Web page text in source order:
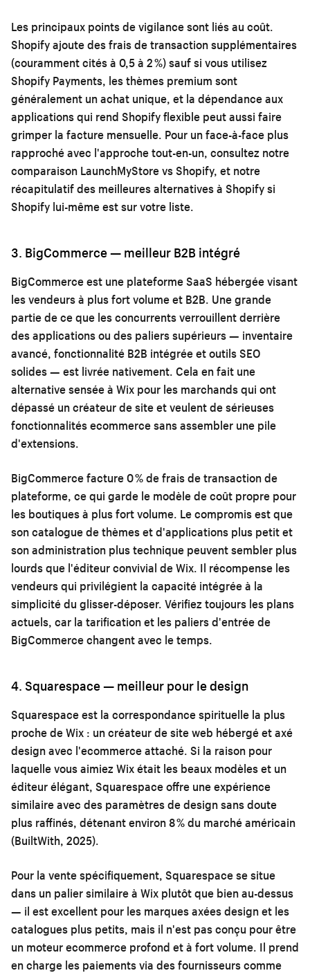
Les principaux points de vigilance sont liés au coût.
Shopify ajoute des frais de transaction supplémentaires
(couramment cités à 0,5 à 2 %) sauf si vous utilisez
Shopify Payments, les thèmes premium sont
généralement un achat unique, et la dépendance aux
applications qui rend Shopify flexible peut aussi faire
grimper la facture mensuelle. Pour un face-à-face plus
rapproché avec l'approche tout-en-un, consultez notre
comparaison LaunchMyStore vs Shopify, et notre
récapitulatif des meilleures alternatives à Shopifysi
Shopify lui-même est sur votre liste.
3. BigCommerce — meilleur B2B intégré
BigCommerce est une plateforme SaaS hébergée visant
les vendeurs à plus fort volume et B2B. Une grande
partie de ce que les concurrents verrouillent derrière
des applications ou des paliers supérieurs — inventaire
avancé, fonctionnalité B2B intégrée et outils SEO
solides — est livrée nativement. Cela en fait une
alternative sensée à Wix pour les marchands qui ont
dépassé un créateur de site et veulent de sérieuses
fonctionnalités ecommerce sans assembler une pile
d'extensions.
BigCommerce facture 0 % de frais de transaction de
plateforme, ce qui garde le modèle de coût propre pour
les boutiques à plus fort volume. Le compromis est que
son catalogue de thèmes et d'applications plus petit et
son administration plus technique peuvent sembler plus
lourds que l'éditeur convivial de Wix. Il récompense les
vendeurs qui privilégient la capacité intégrée à la
simplicité du glisser-déposer. Vérifiez toujours les plans
actuels, car la tarification et les paliers d'entrée de
BigCommerce changent avec le temps.
4. Squarespace — meilleur pour le design
Squarespace est la correspondance spirituelle la plus
proche de Wix : un créateur de site web hébergé et axé
design avec l'ecommerce attaché. Si la raison pour
laquelle vous aimiez Wix était les beaux modèles et un
éditeur élégant, Squarespace offre une expérience
similaire avec des paramètres de design sans doute
plus raffinés, détenant environ 8 % du marché américain
(BuiltWith, 2025).
Pour la vente spécifiquement, Squarespace se situe
dans un palier similaire à Wix plutôt que bien au-dessus
— il est excellent pour les marques axées design et les
catalogues plus petits, mais il n'est pas conçu pour être
un moteur ecommerce profond et à fort volume. Il prend
en charge les paiements via des fournisseurs comme